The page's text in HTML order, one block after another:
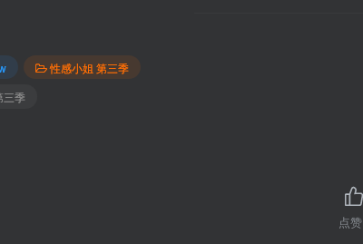
性感小姐 第三季
三季
点赞